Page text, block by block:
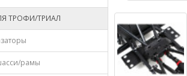
ТРОФИ/ТРИАЛ
рамы